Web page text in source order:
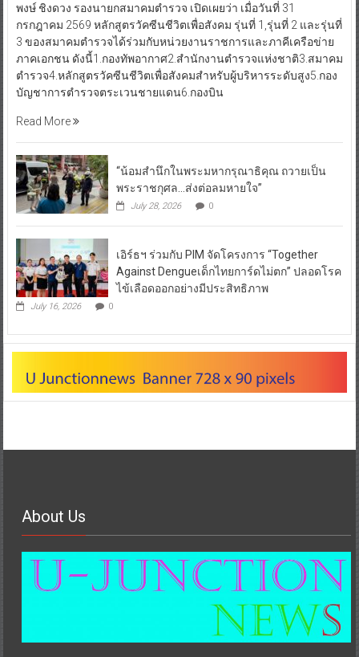
พงษ์ ชิงดวง รองนายกสมาคมตำรวจ เปิดเผยว่า เมื่อวันที่ 31
กรกฎาคม 2569 หลักสูตรวัคซีนชีวิตเพื่อสังคม รุ่นที่ 1,รุ่นที่ 2 และรุ่นที่
3 ของสมาคมตำรวจได้ร่วมกับหน่วยงานราชการและภาคีเครือข่าย
ภาคเอกชน ดังนี้1.กองทัพอากาศ2.สำนักงานตำรวจแห่งชาติ3.สมาคม
ตำรวจ4.หลักสูตรวัคซีนชีวิตเพื่อสังคมสำหรับผู้บริหารระดับสูง5.กอง
บัญชาการตำรวจตระเวนชายแดน6.กองบิน
Read More
“น้อมสำนึกในพระมหากรุณาธิคุณ ถวายเป็น
พระราชกุศล…ส่งต่อลมหายใจ”
July 28, 2026 0
เอิร์ธฯ ร่วมกับ PIM จัดโครงการ “Together
Against Dengueเด็กไทยการ์ดไม่ตก” ปลอดโรค
ไข้เลือดออกอย่างมีประสิทธิภาพ
July 16, 2026 0
About Us